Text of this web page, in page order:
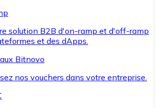
solution B2B d'on-ramp et d'off-ramp
et des dApps.
Bitnovo
nos vouchers dans votre entreprise.